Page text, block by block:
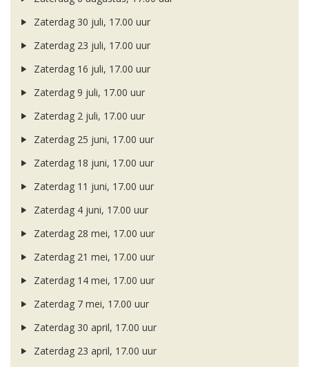
Zaterdag 30 juli, 17.00 uur
Zaterdag 23 juli, 17.00 uur
Zaterdag 16 juli, 17.00 uur
Zaterdag 9 juli, 17.00 uur
Zaterdag 2 juli, 17.00 uur
Zaterdag 25 juni, 17.00 uur
Zaterdag 18 juni, 17.00 uur
Zaterdag 11 juni, 17.00 uur
Zaterdag 4 juni, 17.00 uur
Zaterdag 28 mei, 17.00 uur
Zaterdag 21 mei, 17.00 uur
Zaterdag 14 mei, 17.00 uur
Zaterdag 7 mei, 17.00 uur
Zaterdag 30 april, 17.00 uur
Zaterdag 23 april, 17.00 uur